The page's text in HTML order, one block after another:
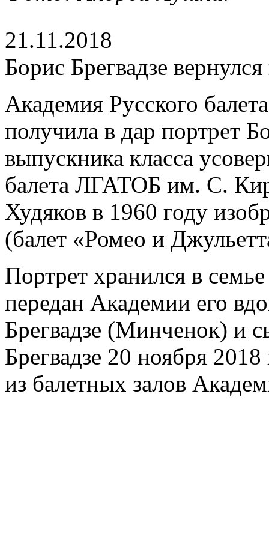
21.11.2018
Борис Брегвадзе
Академия Русского
получила в дар портрет
выпускника класса
балета ЛГАТОБ им. С.
Худяков в 1960 году
(балет «Ромео и
Портрет хранился в
передан Академии его
Брегвадзе (Минченок) и
Брегвадзе 20 ноября
из балетных залов